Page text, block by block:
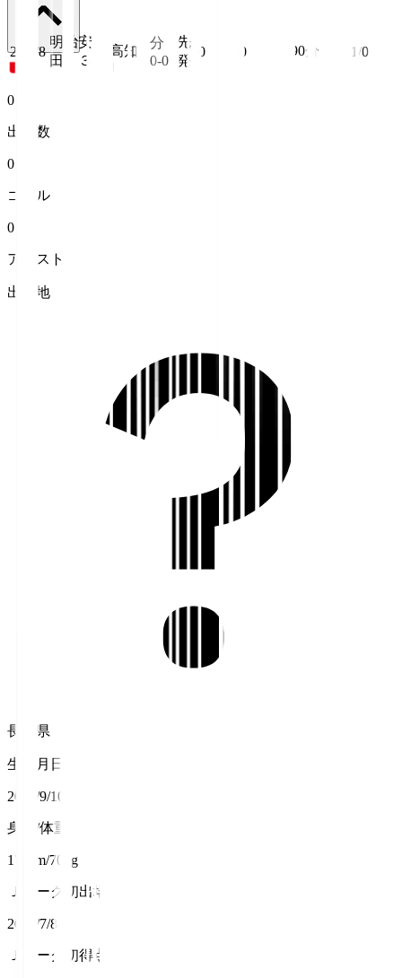
26/8/8
明治安
田Ｊ３
高知
分
0-0
先
発
0 0 90分 1/0
0
出場数
0
ゴール
0
アシスト
出身地
長野県
生年月日
2001/9/10
身長/体重
173cm/70kg
Ｊリーグ初出場
2023/7/8
Ｊリーグ初得点